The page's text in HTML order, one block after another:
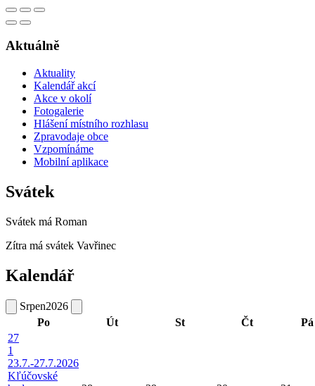
Aktuálně
Aktuality
Kalendář akcí
Akce v okolí
Fotogalerie
Hlášení místního rozhlasu
Zpravodaje obce
Vzpomínáme
Mobilní aplikace
Svátek
Svátek má Roman
Zítra má svátek Vavřinec
Kalendář
Srpen2026
Po
Út St Čt
Pá
27
1
23.7.-27.7.2026
Kľúčovské